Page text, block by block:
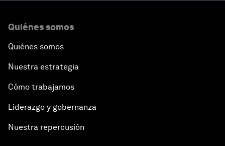
Quiénes somos
Quiénes somos
Nuestra estrategia
Cómo trabajamos
Liderazgo y gobernanza
Nuestra repercusión